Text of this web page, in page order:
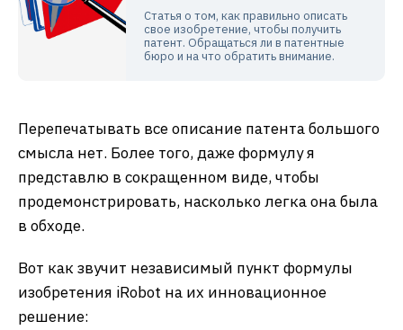
Статья о том, как правильно описать
свое изобретение, чтобы получить
патент. Обращаться ли в патентные
бюро и на что обратить внимание.
Перепечатывать все описание патента большого
смысла нет. Более того, даже формулу я
представлю в сокращенном виде, чтобы
продемонстрировать, насколько легка она была
в обходе.
Вот как звучит независимый пункт формулы
изобретения iRobot на их инновационное
решение: